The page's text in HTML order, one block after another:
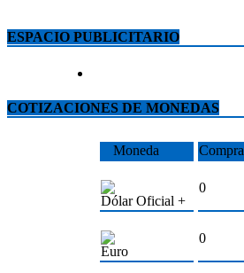
ESPACIO PUBLICITARIO
COTIZACIONES DE MONEDAS
Moneda Compra
Dólar Oficial +
0
Euro
0